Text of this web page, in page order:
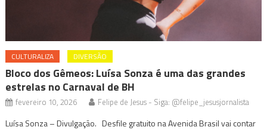
CULTURALIZA DIVERSÃO
Bloco dos Gêmeos: Luísa Sonza é uma das grandes
estrelas no Carnaval de BH
fevereiro 10, 2026 Felipe de Jesus - Siga: @felipe_jesusjornalista
Luísa Sonza – Divulgação. Desfile gratuito na Avenida Brasil vai contar